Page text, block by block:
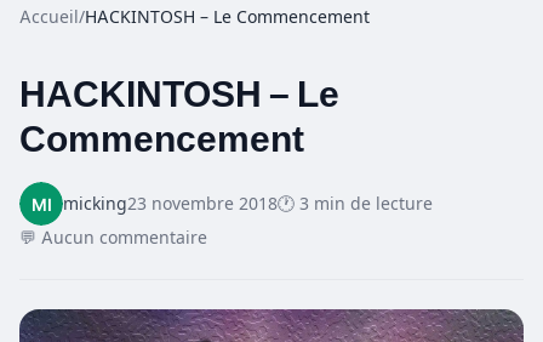
Accueil/HACKINTOSH – Le Commencement
HACKINTOSH – Le
Commencement
micking23 novembre 2018🕐 3 min de lecture
💬 Aucun commentaire